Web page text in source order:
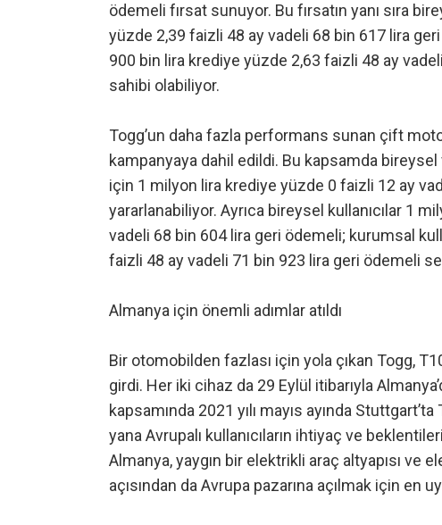
ödemeli fırsat sunuyor. Bu fırsatın yanı sıra
yüzde 2,39 faizli 48 ay vadeli 68 bin 617 lira
900 bin lira krediye yüzde 2,63 faizli 48 ay
sahibi olabiliyor.
Togg’un daha fazla performans sunan çift
kampanyaya dahil edildi. Bu kapsamda
için 1 milyon lira krediye yüzde 0 faizli 12 ay
yararlanabiliyor. Ayrıca bireysel kullanıcılar 1
vadeli 68 bin 604 lira geri ödemeli; kurumsal
faizli 48 ay vadeli 71 bin 923 lira geri ödemeli
Almanya için önemli adımlar atıldı
Bir otomobilden fazlası için yola çıkan Togg,
girdi. Her iki cihaz da 29 Eylül itibarıyla
kapsamında 2021 yılı mayıs ayında
yana Avrupalı kullanıcıların ihtiyaç ve
Almanya, yaygın bir elektrikli araç altyapısı ve
açısından da Avrupa pazarına açılmak için en